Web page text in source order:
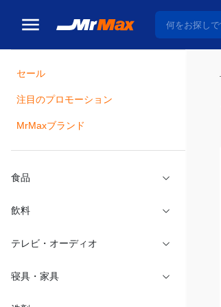
セール
注目のプロモーション
MrMaxブランド
食品
飲料